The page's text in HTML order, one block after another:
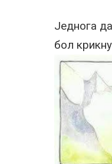
Једнога
бол